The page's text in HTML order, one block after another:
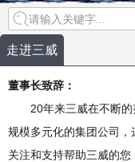
请输入关键字...
走进三威
董事长致辞：
20年来三威在不断的
规模多元化的集团公司
关注和支持帮助三威的您